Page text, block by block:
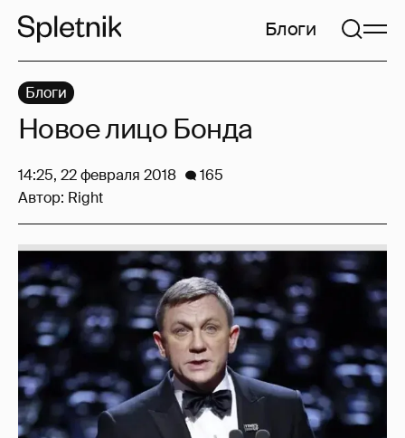
Блоги
Блоги
Новое лицо Бонда
14:25, 22 февраля 2018
165
Автор: Right